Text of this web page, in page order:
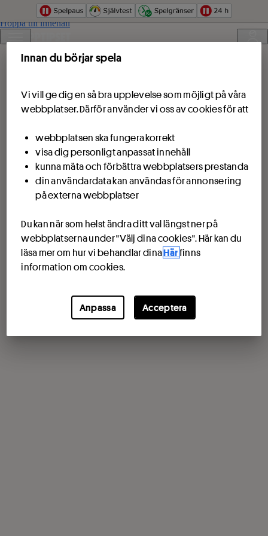
Hoppa till innehåll
Innan du börjar spela
Vi vill ge dig en så bra upplevelse som möjligt på våra
webbplatser. Därför använder vi oss av cookies för att
webbplatsen ska fungera korrekt
visa dig personligt anpassat innehåll
kunna mäta och förbättra webbplatsers prestanda
din användardata kan användas för annonsering
på externa webbplatser
Du kan när som helst ändra ditt val längst ner på
webbplatserna under "Välj dina cookies". Här kan du
läsa mer om hur vi behandlar dinaHär finns
information om cookies.
Anpassa Acceptera